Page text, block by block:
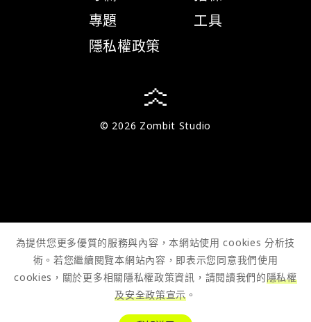
專題
隱私權政策
工具
© 2026 Zombit Studio
為提供您更多優質的服務與內容，本網站使用 cookies 分析技
術。若您繼續閱覽本網站內容，即表示您同意我們使用
cookies，關於更多相關隱私權政策資訊，請閱讀我們的隱私權
及安全政策宣示 。